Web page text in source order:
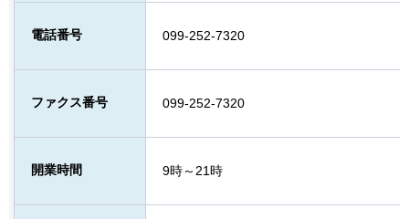
電話番号 099-252-7320
ファクス番号 099-252-7320
開業時間 9時～21時